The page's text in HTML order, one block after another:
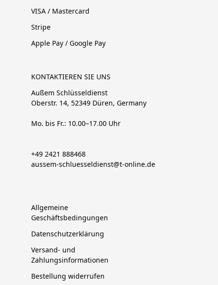
VISA / Mastercard
Stripe
Apple Pay / Google Pay
KONTAKTIEREN SIE UNS
Außem Schlüsseldienst
Oberstr. 14, 52349 Düren, Germany
Mo. bis Fr.: 10.00–17.00 Uhr
+49 2421 888468
aussem-schluesseldienst@t-online.de
Allgemeine
Geschäftsbedingungen
Datenschutzerklärung
Versand- und
Zahlungsinformationen
Bestellung widerrufen